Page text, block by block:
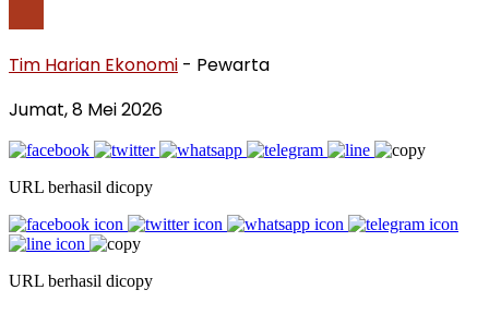
Tim Harian Ekonomi - Pewarta
Jumat, 8 Mei 2026
URL berhasil dicopy
URL berhasil dicopy